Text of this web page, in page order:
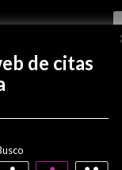
de citas